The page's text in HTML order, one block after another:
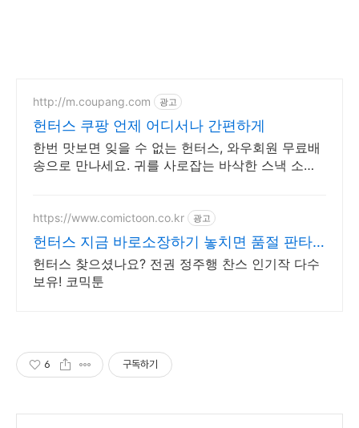
http://m.coupang.com 광고
헌터스 쿠팡 언제 어디서나 간편하게
한번 맛보면 잊을 수 없는 헌터스, 와우회원 무료배
송으로 만나세요. 귀를 사로잡는 바삭한 스낵 소리,
https://www.comictoon.co.kr 광고
헌터스 지금 바로소장하기 놓치면 품절 판타
지 전권세트
헌터스 찾으셨나요? 전권 정주행 찬스 인기작 다수
보유! 코믹툰
6 구독하기